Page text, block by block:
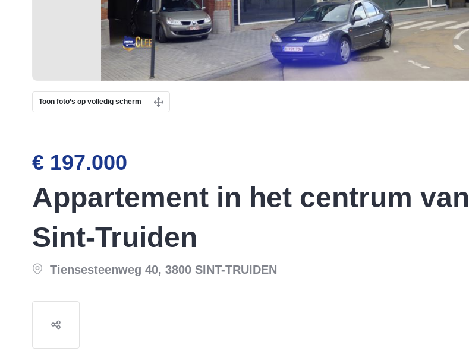
Toon foto’s op volledig scherm
€ 197.000
Appartement in het centrum van
Sint-Truiden
Tiensesteenweg 40, 3800 SINT-TRUIDEN